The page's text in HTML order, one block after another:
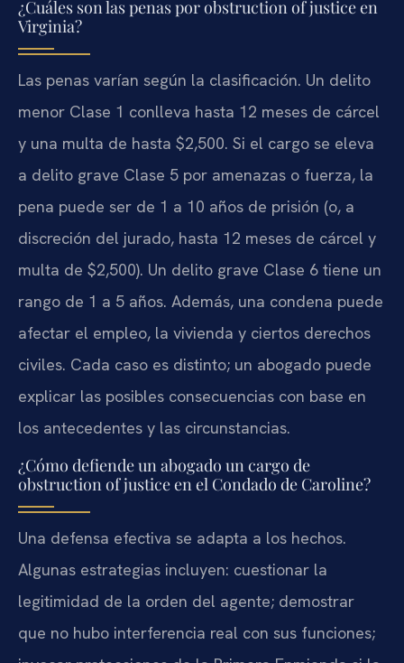
¿Cuáles son las penas por obstruction of justice en
Virginia?
Las penas varían según la clasificación. Un delito
menor Clase 1 conlleva hasta 12 meses de cárcel
y una multa de hasta $2,500. Si el cargo se eleva
a delito grave Clase 5 por amenazas o fuerza, la
pena puede ser de 1 a 10 años de prisión (o, a
discreción del jurado, hasta 12 meses de cárcel y
multa de $2,500). Un delito grave Clase 6 tiene un
rango de 1 a 5 años. Además, una condena puede
afectar el empleo, la vivienda y ciertos derechos
civiles. Cada caso es distinto; un abogado puede
explicar las posibles consecuencias con base en
los antecedentes y las circunstancias.
¿Cómo defiende un abogado un cargo de
obstruction of justice en el Condado de Caroline?
Una defensa efectiva se adapta a los hechos.
Algunas estrategias incluyen: cuestionar la
legitimidad de la orden del agente; demostrar
que no hubo interferencia real con sus funciones;